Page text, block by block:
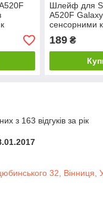
Шлейф для
A520F
сенсорними
189₴
з 163 відгуків за рік
32, Вінниця,